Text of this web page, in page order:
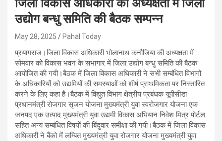
जिला विकास अधिकारी की अध्यक्षता में जिला
उद्योग बन्धु समिति की बैठक सम्पन्न
May 28, 2025 Pahal Today
प्रयागराज।जिला विकास अधिकारी भोलानाथ कनौजिया की अध्यक्षता में
सोमवार को विकास भवन के सभागार में जिला उद्योग बन्धु समिति की बैठक
आयोजित की गयी।बैठक में जिला विकास अधिकारी ने सभी सम्बंधित विभागों
के अधिकारियों को उद्यमियों की समस्याओं को शीर्ष प्राथमिकता पर निस्तारित
करने के लिए कहा है।बैठक में विद्युत विभाग क्षेत्रीय प्रबंधक यूपीसीडा
प्रधानमंत्री रोजगार सृजन योजना मुख्यमंत्री युवा स्वरोजगार योजना एक
जनपद एक उत्पाद मुख्यमंत्री युवा उद्यमी विकास अभियान निवेश मित्र पोर्टल
सहित अन्य सम्बंधित विषयों की बिंदुवार समीक्षा की गयी।बैठक में जिला विकास
अधिकारी ने बैंको में लम्बित मुख्यमंत्री युवा रोजगार योजना मुख्यमंत्री युवा